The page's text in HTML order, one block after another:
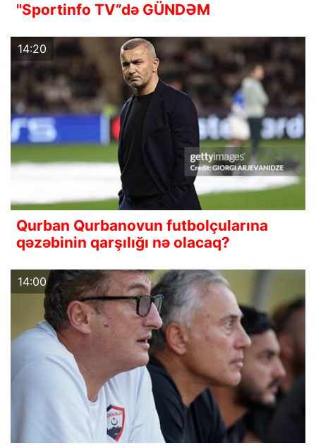
"Sportinfo TV”də GÜNDƏM
14:20
Qurban Qurbanovun futbolçularına
qəzəbinin qarşılığı nə olacaq?
14:00